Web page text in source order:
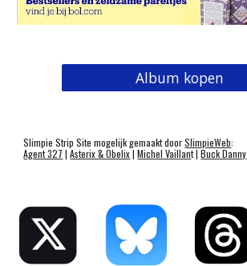
Album kopen
Slimpie Strip Site mogelijk gemaakt doorSlimpieWeb:
Agent 327 |Asterix & Obelix|Michel Vaillant |Buck Danny